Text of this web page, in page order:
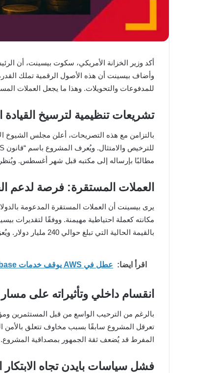
أكد وزير الخزانة الأمريكي، سكوت بيسينت، أن
وأضاف بيسينت أن هذه الأصول الرقمية تملك
للمدفوعات والتحويلات. وهذا ما يجعل العملات
تشريعات تنظيمية لترسيخ القيادة
بالتزامن مع هذه التصريحات، أعلن مجلس الشيوخ
مطالبًا بإرساله إلى مكتبه قبل شهر أغسطس. ويُنظر
العملات المستقرة: فرصة لدعم
يرى بيسينت أن العملات المستقرة المدعومة
مكانته كعملة احتياطية مهيمنة. ووفقًا لتقديرات
بالقيمة الحالية التي تبلغ حوالي 240 مليار دولار. ويُعزز هذا النمو السريع من دور العملات المستقرة كمحرك جديد للنظام المالي العالمي.
اقرأ ايضا: عطل في AWS يوقف خدمات Coinbase ويؤخر عمليات التداول لساعات
انقسام داخلي وتأثيراته على
بالرغم من الترحيب الواسع من قبل المستثمرين
تعرقل المشروع سابقًا بسبب مخاوف تتعلق بالأمن
المفرط قد يُضعف ثقة الجمهور بمصداقية
فشل سياسات بايدن تجاه الابتكار